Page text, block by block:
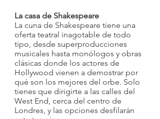
La casa de Shakespeare
La cuna de Shakespeare tiene una
oferta teatral inagotable de todo
tipo, desde superproducciones
musicales hasta monólogos y obras
clásicas donde los actores de
Hollywood vienen a demostrar por
qué son los mejores del orbe. Solo
tienes que dirigirte a las calles del
West End, cerca del centro de
Londres, y las opciones desfilarán